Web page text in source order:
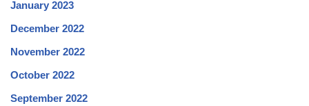
January 2023
December 2022
November 2022
October 2022
September 2022